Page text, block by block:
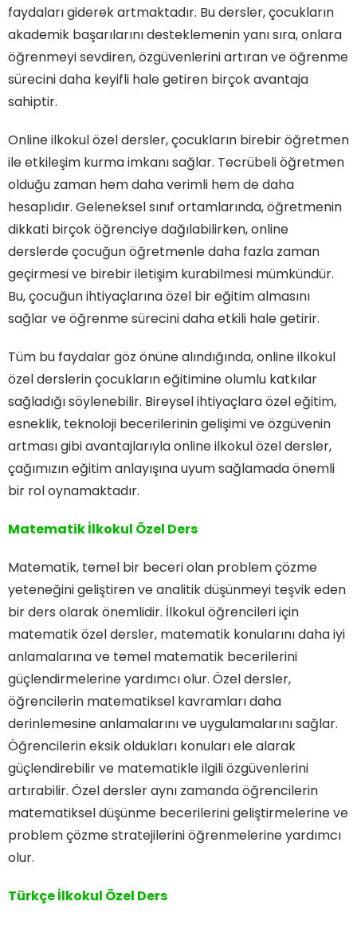
faydaları giderek artmaktadır. Bu dersler, çocukların
akademik başarılarını desteklemenin yanı sıra, onlara
öğrenmeyi sevdiren, özgüvenlerini artıran ve öğrenme
sürecini daha keyifli hale getiren birçok avantaja
sahiptir.
Online ilkokul özel dersler, çocukların birebir öğretmen
ile etkileşim kurma imkanı sağlar. Tecrübeli öğretmen
olduğu zaman hem daha verimli hem de daha
hesaplıdır. Geleneksel sınıf ortamlarında, öğretmenin
dikkati birçok öğrenciye dağılabilirken, online
derslerde çocuğun öğretmenle daha fazla zaman
geçirmesi ve birebir iletişim kurabilmesi mümkündür.
Bu, çocuğun ihtiyaçlarına özel bir eğitim almasını
sağlar ve öğrenme sürecini daha etkili hale getirir.
Tüm bu faydalar göz önüne alındığında, online ilkokul
özel derslerin çocukların eğitimine olumlu katkılar
sağladığı söylenebilir. Bireysel ihtiyaçlara özel eğitim,
esneklik, teknoloji becerilerinin gelişimi ve özgüvenin
artması gibi avantajlarıyla online ilkokul özel dersler,
çağımızın eğitim anlayışına uyum sağlamada önemli
bir rol oynamaktadır.
Matematik İlkokul Özel Ders
Matematik, temel bir beceri olan problem çözme
yeteneğini geliştiren ve analitik düşünmeyi teşvik eden
bir ders olarak önemlidir. İlkokul öğrencileri için
matematik özel dersler, matematik konularını daha iyi
anlamalarına ve temel matematik becerilerini
güçlendirmelerine yardımcı olur. Özel dersler,
öğrencilerin matematiksel kavramları daha
derinlemesine anlamalarını ve uygulamalarını sağlar.
Öğrencilerin eksik oldukları konuları ele alarak
güçlendirebilir ve matematikle ilgili özgüvenlerini
artırabilir. Özel dersler aynı zamanda öğrencilerin
matematiksel düşünme becerilerini geliştirmelerine ve
problem çözme stratejilerini öğrenmelerine yardımcı
olur.
Türkçe İlkokul Özel Ders